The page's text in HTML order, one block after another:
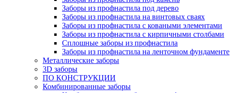
Заборы из профнастила под дерево
Заборы из профнастила на винтовых сваях
Заборы из профнастила с коваными элементами
Заборы из профнастила с кирпичными столбами
Сплошные заборы из профнастила
Заборы из профнастила на ленточном фундаменте
Металлические заборы
3D заборы
ПО КОНСТРУКЦИИ
Комбинированные заборы